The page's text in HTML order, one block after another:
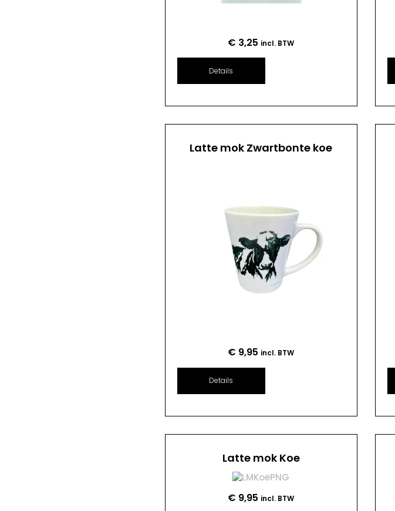
€ 3,25 incl. BTW
Details
Latte mok Zwartbonte koe
€ 9,95 incl. BTW
Details
Latte mok Koe
€ 9,95 incl. BTW